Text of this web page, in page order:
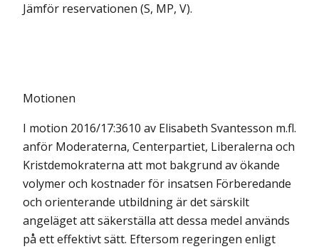
Jämför reservationen (S, MP, V).
Motionen
I motion 2016/17:3610 av Elisabeth Svantesson m.fl.
anför Moderaterna, Centerpartiet, Liberalerna och
Kristdemokraterna att mot bakgrund av ökande
volymer och kostnader för insatsen Förberedande
och orienterande utbildning är det särskilt
angeläget att säkerställa att dessa medel används
på ett effektivt sätt. Eftersom regeringen enligt